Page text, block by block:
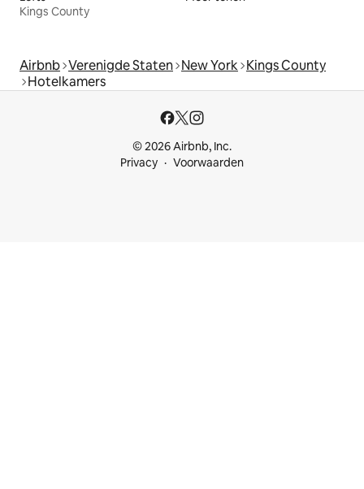
Kings County
Airbnb Verenigde Staten New York Kings County
Hotelkamers
© 2026 Airbnb, Inc.
Privacy
Voorwaarden